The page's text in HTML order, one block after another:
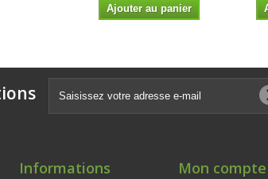
Ajouter au panier
Informations Mon compte